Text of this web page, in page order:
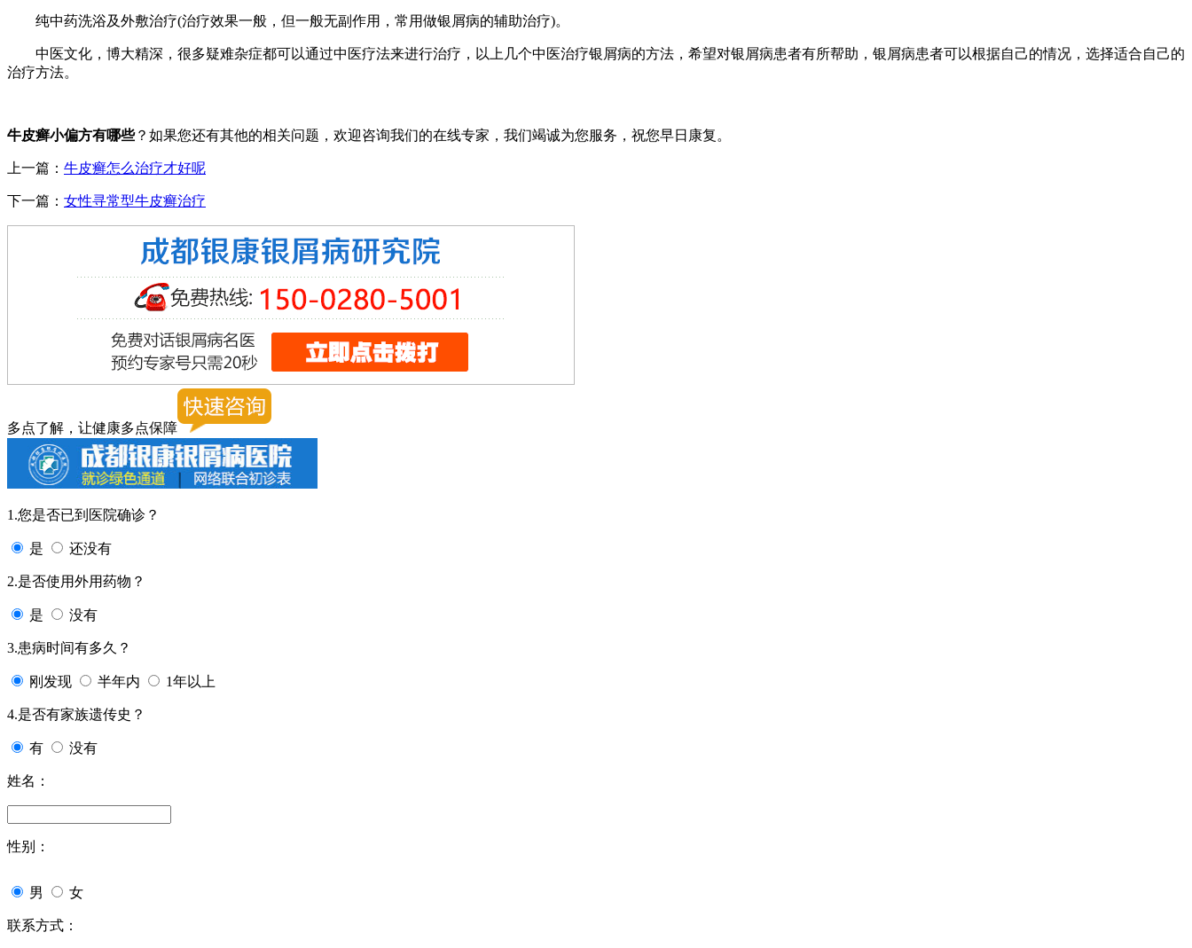
纯中药洗浴及外敷治疗(治疗效果一般，但一般无副作用，常用做银屑病的辅助治疗)。
中医文化，博大精深，很多疑难杂症都可以通过中医疗法来进行治疗，以上几个中医治疗银屑病的方法，希望对银屑病患者有所帮助，银屑病患者可以根据自己的情况，选择适合自己的
治疗方法。
牛皮癣小偏方有哪些？如果您还有其他的相关问题，欢迎咨询我们的在线专家，我们竭诚为您服务，祝您早日康复。
上一篇： 牛皮癣怎么治疗才好呢
下一篇： 女性寻常型牛皮癣治疗
多点了解，让健康多点保障
1.您是否已到医院确诊？
是 还没有
2.是否使用外用药物？
是 没有
3.患病时间有多久？
刚发现 半年内 1年以上
4.是否有家族遗传史？
有 没有
姓名：
性别：
男 女
联系方式：